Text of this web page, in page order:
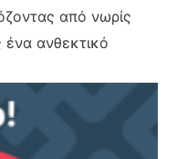
από νωρίς
ανθεκτικό